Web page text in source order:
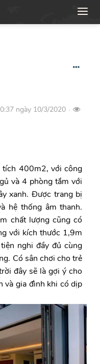
ngày 10/3/2020 ●
400m2, với công
và 4 phòng tắm với
xanh. Được trang bị
hệ thống âm thanh.
chất lượng cũng có
với kích thước 1,9m
nghi đầy đủ cùng
Có sân chơi cho trẻ
đây sẽ là gợi ý cho
và gia đình khi có dịp